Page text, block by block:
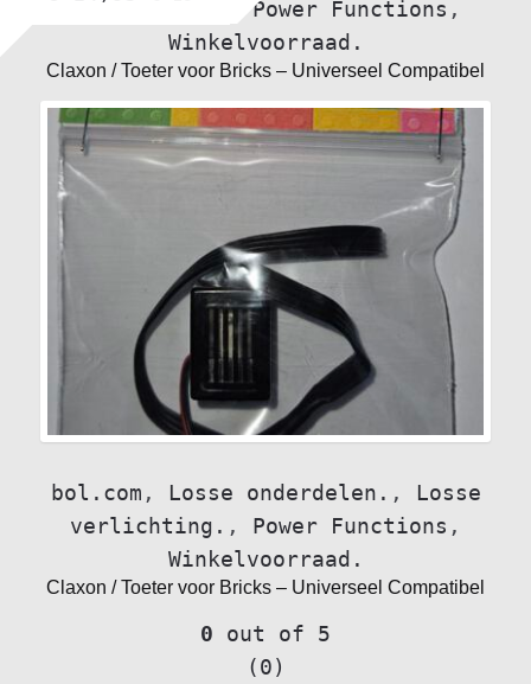
verlichting.
Power Functions ,
Winkelvoorraad.
Claxon / Toeter voor Bricks – Universeel Compatibel
bol.com , Losse onderdelen. ,
Losse
verlichting. , Power Functions ,
Winkelvoorraad.
Claxon / Toeter voor Bricks – Universeel Compatibel
0 out of 5
(0)